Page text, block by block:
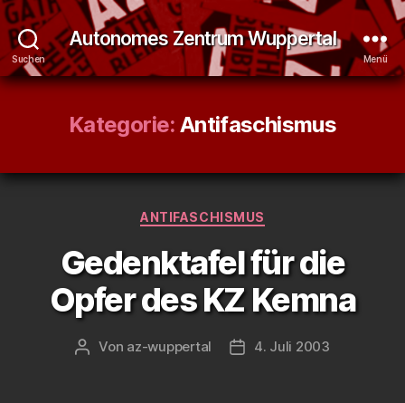
Suchen
Autonomes Zentrum Wuppertal
Menü
Kategorie: Antifaschismus
Kategorien
ANTIFASCHISMUS
Gedenktafel für die
Opfer des KZ Kemna
Beitragsautor
Von az-wuppertal Veröffentlichungsdatum
4. Juli 2003